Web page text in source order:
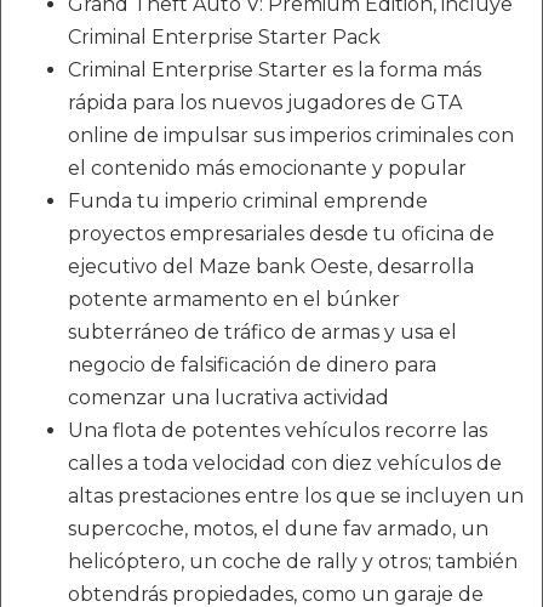
Criminal Enterprise Starter Pack
Criminal Enterprise Starter es la forma más
rápida para los nuevos jugadores de GTA
online de impulsar sus imperios criminales con
el contenido más emocionante y popular
Funda tu imperio criminal emprende
proyectos empresariales desde tu oficina de
ejecutivo del Maze bank Oeste, desarrolla
potente armamento en el búnker
subterráneo de tráfico de armas y usa el
negocio de falsificación de dinero para
comenzar una lucrativa actividad
Una flota de potentes vehículos recorre las
calles a toda velocidad con diez vehículos de
altas prestaciones entre los que se incluyen un
supercoche, motos, el dune fav armado, un
helicóptero, un coche de rally y otros; también
obtendrás propiedades, como un garaje de